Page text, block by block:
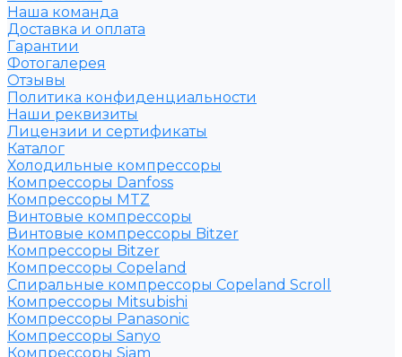
Наша команда
Доставка и оплата
Гарантии
Фотогалерея
Отзывы
Политика конфиденциальности
Наши реквизиты
Лицензии и сертификаты
Каталог
Холодильные компрессоры
Компрессоры Danfoss
Компрессоры MTZ
Винтовые компрессоры
Винтовые компрессоры Bitzer
Компрессоры Bitzer
Компрессоры Copeland
Спиральные компрессоры Copeland Scroll
Компрессоры Mitsubishi
Компрессоры Panasonic
Компрессоры Sanyo
Компрессоры Siam